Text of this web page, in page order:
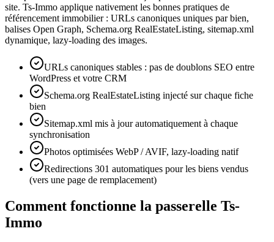
site. Ts-Immo applique nativement les bonnes pratiques de
référencement immobilier : URLs canoniques uniques par bien,
balises Open Graph, Schema.org RealEstateListing, sitemap.xml
dynamique, lazy-loading des images.
URLs canoniques stables : pas de doublons SEO entre
WordPress et votre CRM
Schema.org RealEstateListing injecté sur chaque fiche
bien
Sitemap.xml mis à jour automatiquement à chaque
synchronisation
Photos optimisées WebP / AVIF, lazy-loading natif
Redirections 301 automatiques pour les biens vendus
(vers une page de remplacement)
Comment fonctionne la passerelle Ts-
Immo